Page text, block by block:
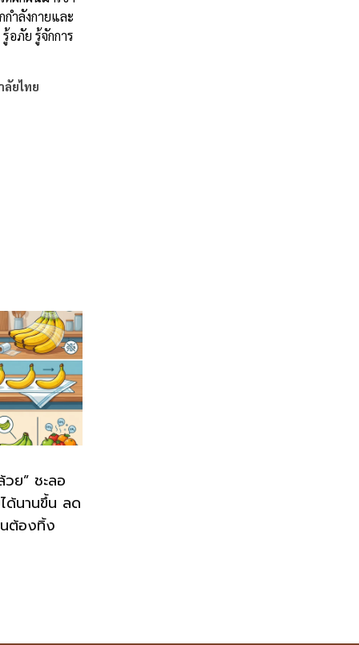
ำลังกายและ
อภัย รู้จักการ
ยไทย
ย” ชะลอ
ด้นานขึ้น ลด
ต้องทิ้ง